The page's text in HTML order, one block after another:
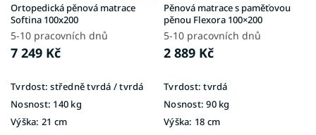
Ortopedická pěnová matrace
Softina 100x200
5-10 pracovních dnů
7 249 Kč
Tvrdost: středně tvrdá / tvrdá
Nosnost: 140 kg
Výška: 21 cm
Pěnová matrace s paměťovou
pěnou Flexora 100×200
5-10 pracovních dnů
2 889 Kč
Tvrdost: tvrdá
Nosnost: 90 kg
Výška: 18 cm